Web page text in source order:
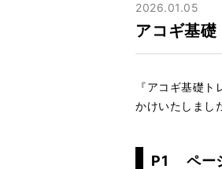
2026.01.05
アコギ基
『アコギ基礎
かけいたしまし
P1 ペー